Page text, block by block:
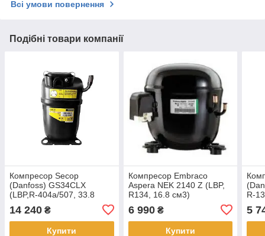
Всі умови повернення
Подібні товари компанії
Компресор Secop
(Danfoss) GS34CLX
(LBP,R-404a/507, 33.8
14 240 ₴
Купити
Компресор Embraco
Aspera NEK 2140 Z (LBP,
R134, 16.8 см3)
6 990₴
Купити
R-
5